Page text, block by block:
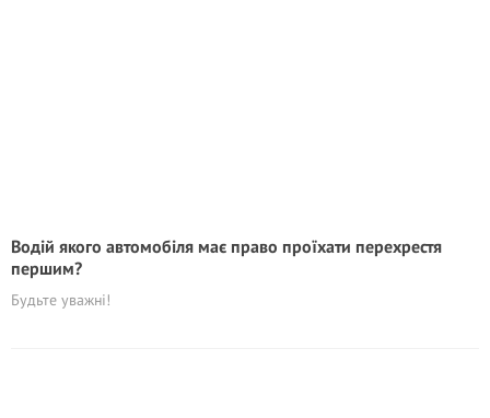
Водій якого автомобіля має право проїхати перехрестя
першим?
Будьте уважні!